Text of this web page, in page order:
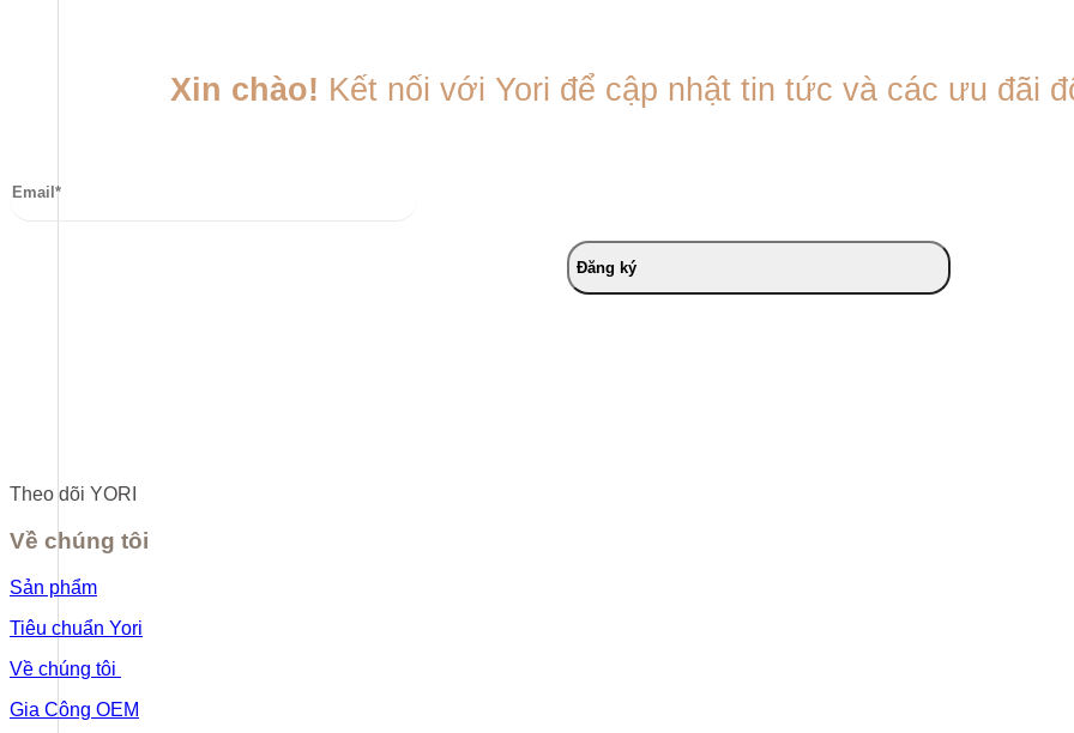
Xin chào! Kết nối với Yori để cập nhật tin tức và các ưu đãi
Theo dõi YORI
Về chúng tôi
Sản phẩm
Tiêu chuẩn Yori
Về chúng tôi
Gia Công OEM